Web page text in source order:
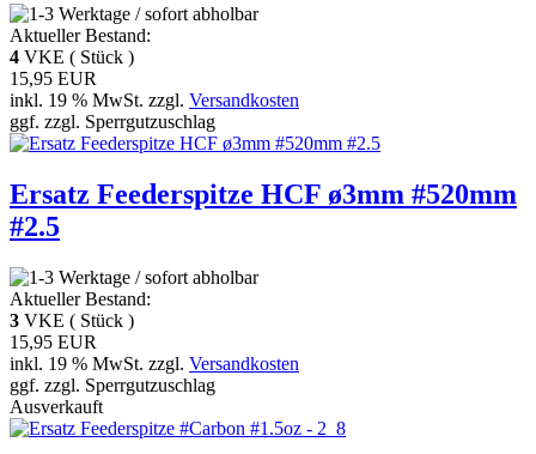
Aktueller Bestand:
4 VKE ( Stück )
15,95 EUR
inkl. 19 % MwSt. zzgl. Versandkosten
ggf. zzgl. Sperrgutzuschlag
Ersatz Feederspitze HCF ø3mm #520mm
#2.5
Aktueller Bestand:
3 VKE ( Stück )
15,95 EUR
inkl. 19 % MwSt. zzgl. Versandkosten
ggf. zzgl. Sperrgutzuschlag
Ausverkauft